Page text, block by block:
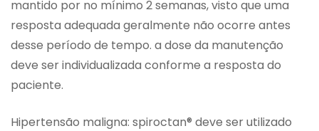
mantido por no mínimo 2 semanas, visto que uma
resposta adequada geralmente não ocorre antes
desse período de tempo. a dose da manutenção
deve ser individualizada conforme a resposta do
paciente.
Hipertensão maligna: spiroctan® deve ser utilizado